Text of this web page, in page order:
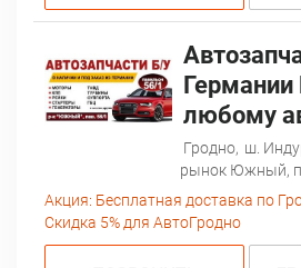
любому
Гродно, ш.
рынок Южный,
Акция: Бесплатная доставка по
Скидка 5% для АвтоГродно